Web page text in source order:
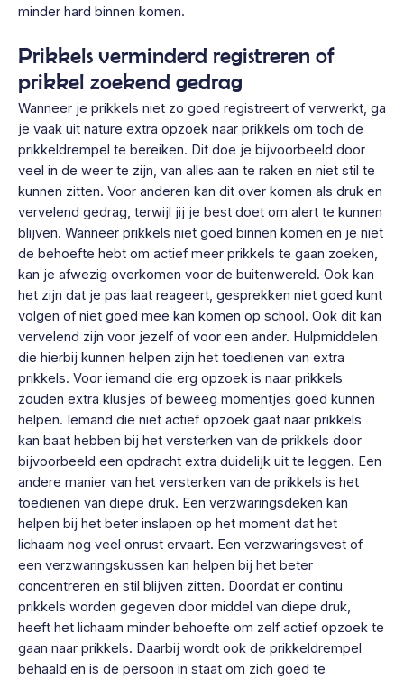
minder hard binnen komen.
Prikkels verminderd registreren of
prikkel zoekend gedrag
Wanneer je prikkels niet zo goed registreert of verwerkt, ga
je vaak uit nature extra opzoek naar prikkels om toch de
prikkeldrempel te bereiken. Dit doe je bijvoorbeeld door
veel in de weer te zijn, van alles aan te raken en niet stil te
kunnen zitten. Voor anderen kan dit over komen als druk en
vervelend gedrag, terwijl jij je best doet om alert te kunnen
blijven. Wanneer prikkels niet goed binnen komen en je niet
de behoefte hebt om actief meer prikkels te gaan zoeken,
kan je afwezig overkomen voor de buitenwereld. Ook kan
het zijn dat je pas laat reageert, gesprekken niet goed kunt
volgen of niet goed mee kan komen op school. Ook dit kan
vervelend zijn voor jezelf of voor een ander. Hulpmiddelen
die hierbij kunnen helpen zijn het toedienen van extra
prikkels. Voor iemand die erg opzoek is naar prikkels
zouden extra klusjes of beweeg momentjes goed kunnen
helpen. Iemand die niet actief opzoek gaat naar prikkels
kan baat hebben bij het versterken van de prikkels door
bijvoorbeeld een opdracht extra duidelijk uit te leggen. Een
andere manier van het versterken van de prikkels is het
toedienen van diepe druk. Een verzwaringsdeken kan
helpen bij het beter inslapen op het moment dat het
lichaam nog veel onrust ervaart. Een verzwaringsvest of
een verzwaringskussen kan helpen bij het beter
concentreren en stil blijven zitten. Doordat er continu
prikkels worden gegeven door middel van diepe druk,
heeft het lichaam minder behoefte om zelf actief opzoek te
gaan naar prikkels. Daarbij wordt ook de prikkeldrempel
behaald en is de persoon in staat om zich goed te